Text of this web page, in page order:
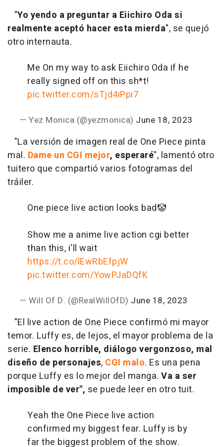
"Yo yendo a preguntar a Eiichiro Oda si
realmente aceptó hacer esta mierda", se quejó
otro internauta.
Me On my way to ask Eiichiro Oda if he
really signed off on this sh*t!
pic.twitter.com/sTjd4iPpi7
— Yez Monica (@yezmonica) June 18, 2023
"La versión de imagen real de One Piece pinta
mal. Dame un CGI mejor, esperaré", lamentó otro
tuitero que compartió varios fotogramas del
tráiler.
One piece live action looks bad🤡
Show me a anime live action cgi better
than this, i'll wait
https://t.co/lEwRbEfpjW
pic.twitter.com/YowPJaDQfK
— Will Of D. (@RealWillOfD) June 18, 2023
"El live action de One Piece confirmó mi mayor
temor. Luffy es, de lejos, el mayor problema de la
serie. Elenco horrible, diálogo vergonzoso, mal
diseño de personajes, CGI malo. Es una pena
porque Luffy es lo mejor del manga. Va a ser
imposible de ver", se puede leer en otro tuit.
Yeah the One Piece live action
confirmed my biggest fear. Luffy is by
far the biggest problem of the show.